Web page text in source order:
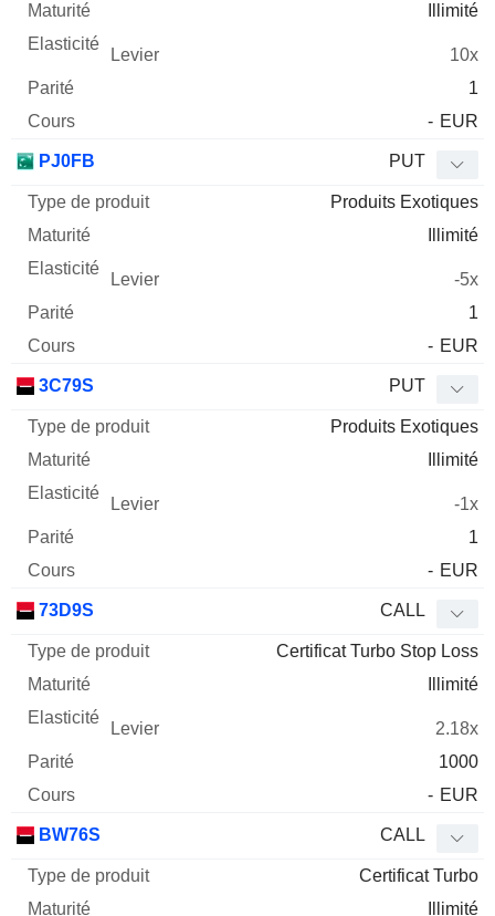
Illimité
10x
1
- EUR
PJ0FB PUT
Produits Exotiques
Illimité
-5x
1
- EUR
3C79S PUT
Produits Exotiques
Illimité
-1x
1
- EUR
73D9S CALL
Certificat Turbo Stop Loss
Illimité
2.18x
1000
- EUR
BW76S CALL
Certificat Turbo
Illimité